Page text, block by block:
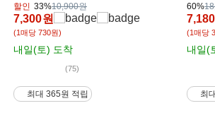
할인 33%10,900원
7,300원
(1매당 730원)
내일(토) 도착
(75)
최대 365원 적립
60%
7,180
(1매당
내일(
최